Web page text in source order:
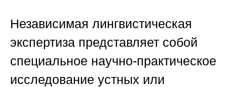
Независимая лингвистическая
экспертиза представляет собой
специальное научно-практическое
исследование устных или